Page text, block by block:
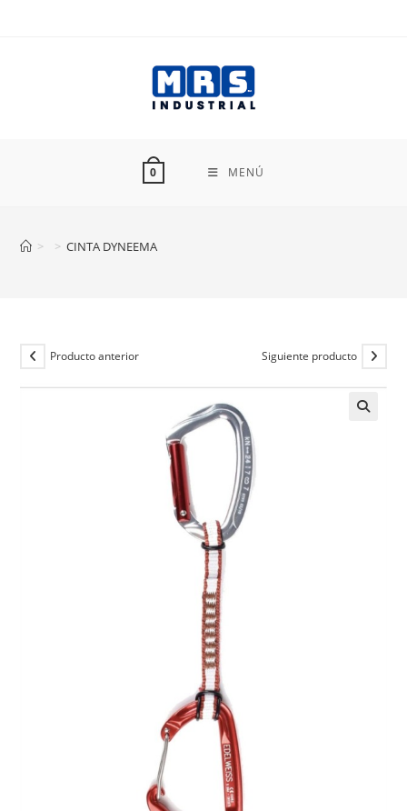
0 MENÚ
> > CINTA DYNEEMA
Producto anterior Siguiente producto